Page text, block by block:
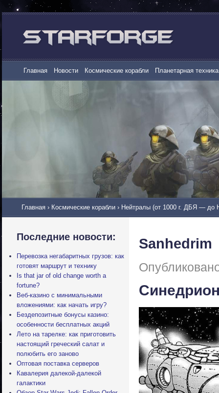
Главная Новости Космические корабли Планетарная техника
Главная › Космические корабли › Нейтралы (от 1000 г. ДБЯ — до
Последние новости:
Перевозка негабаритных грузов: как
готовят маршрут и технику
Is that jar of old change worth a
fortune?
Веб-казино с минимальными
вложениями: как начать игру?
Бездепозитные бонусы казино:
особенности бесплатных акций
Лето на тарелке: как приготовить
настоящий греческий салат и
полюбить его заново
Оптовая поставка серверов
Кавалерия далекой-далекой
галактики
Sanhedrim